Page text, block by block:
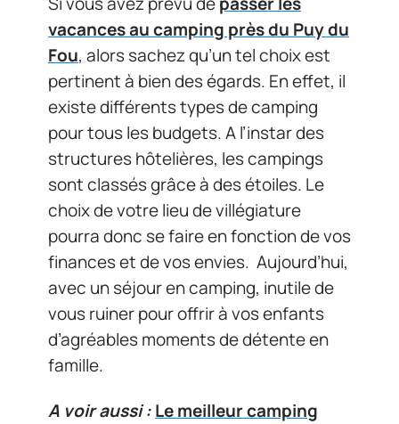
vacances au camping près du Puy du
Fou, alors sachez qu’un tel choix est
pertinent à bien des égards. En effet, il
existe différents types de camping
pour tous les budgets. A l’instar des
structures hôtelières, les campings
sont classés grâce à des étoiles. Le
choix de votre lieu de villégiature
pourra donc se faire en fonction de vos
finances et de vos envies. Aujourd’hui,
avec un séjour en camping, inutile de
vous ruiner pour offrir à vos enfants
d’agréables moments de détente en
famille.
A voir aussi :Le meilleur camping